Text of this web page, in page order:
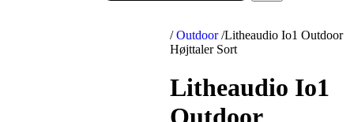
/ Outdoor /Litheaudio Io1 Outdoor
Højttaler Sort
Litheaudio Io1